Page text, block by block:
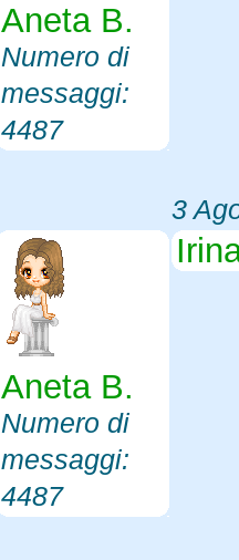
Aneta B.
Numero di
messaggi:
4487
3
Aneta B.
Numero di
messaggi:
4487